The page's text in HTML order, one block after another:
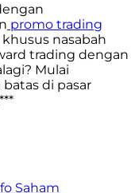
promo trading
nasabah
trading dengan
Mulai
di pasar
Saham